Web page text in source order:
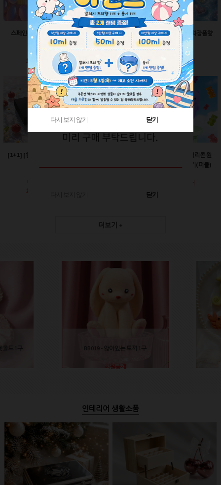
스페인산 향료-향수향
2ml
회원공개
스페인산 향료-비누향
2ml
회원공개
스페인산 향료-화장품향
2ml
회원공개
[1+1] [한정판매]매트블
회원공개
60ml-몬스터 실리콘 원
터치캡 튜브용기(퍼플)
회원공개
더보기 +
드 1구 BB019 - 앉아있는 토끼 1구
회원공개
인테리어 생활소품
다시 보지 않기 닫기
다시 보지 않기 닫기
닫기